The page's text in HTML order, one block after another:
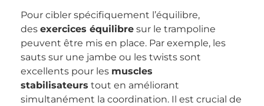
Pour cibler spécifiquement l’équilibre,
des exercices équilibre sur le trampoline
peuvent être mis en place. Par exemple, les
sauts sur une jambe ou les twists sont
excellents pour les muscles
stabilisateurs tout en améliorant
simultanément la coordination. Il est crucial de